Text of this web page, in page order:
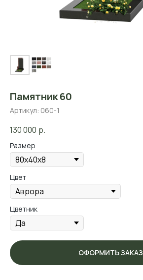
Памятник 60
Артикул: 060-1
130 000 р.
Размер
Цвет
Цветник
ОФОРМИТЬ ЗАКАЗ